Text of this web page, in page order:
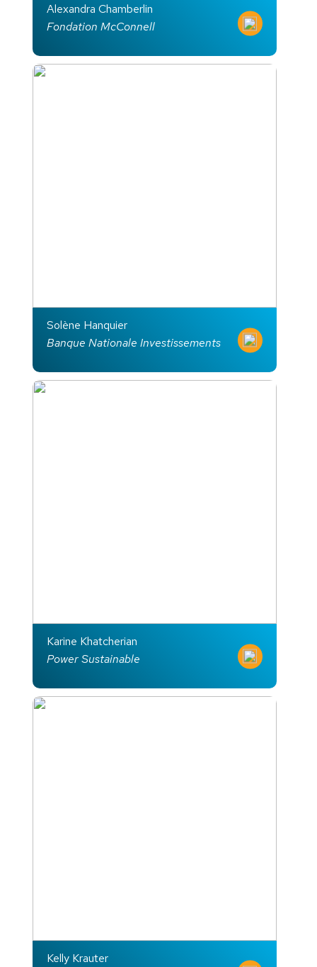
Alexandra Chamberlin
Fondation McConnell
Solène Hanquier
Banque Nationale Investissements
Karine Khatcherian
Power Sustainable
Kelly Krauter